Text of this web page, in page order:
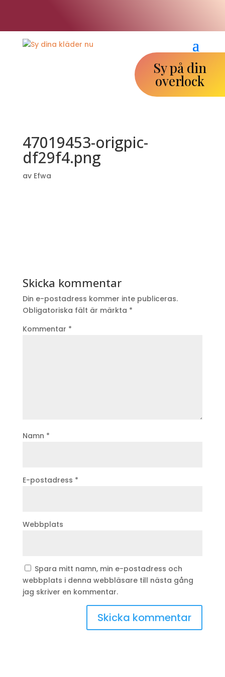
Sy på din
overlock
47019453-origpic-
df29f4.png
av Efwa
Skicka kommentar
Din e-postadress kommer inte publiceras.
Obligatoriska fält är märkta *
Kommentar *
Namn *
E-postadress *
Webbplats
Spara mitt namn, min e-postadress och
webbplats i denna webbläsare till nästa gång
jag skriver en kommentar.